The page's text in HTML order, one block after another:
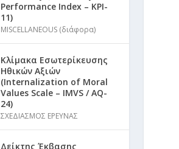
Performance Index – KPI-
11)
MISCELLANEOUS (διάφορα)
Κλίμακα Εσωτερίκευσης
Ηθικών Αξιών
(Internalization of Moral
Values Scale – IMVS / AQ-
24)
ΣΧΕΔΙΑΣΜΟΣ ΕΡΕΥΝΑΣ
Δείκτης Έκβασης